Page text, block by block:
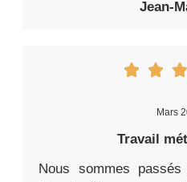
Jean-
Mars
Travail
Nous sommes